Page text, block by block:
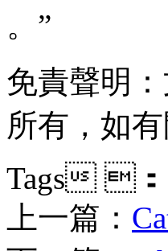
。”
免責聲明
所有，
Tags ：
上一篇：